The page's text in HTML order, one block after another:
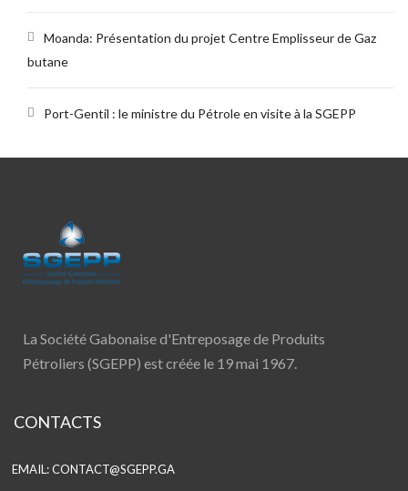
Moanda: Présentation du projet Centre Emplisseur de Gaz
butane
Port-Gentil : le ministre du Pétrole en visite à la SGEPP
La Société Gabonaise d'Entreposage de Produits
Pétroliers (SGEPP) est créée le 19 mai 1967.
CONTACTS
EMAIL:CONTACT@SGEPP.GA